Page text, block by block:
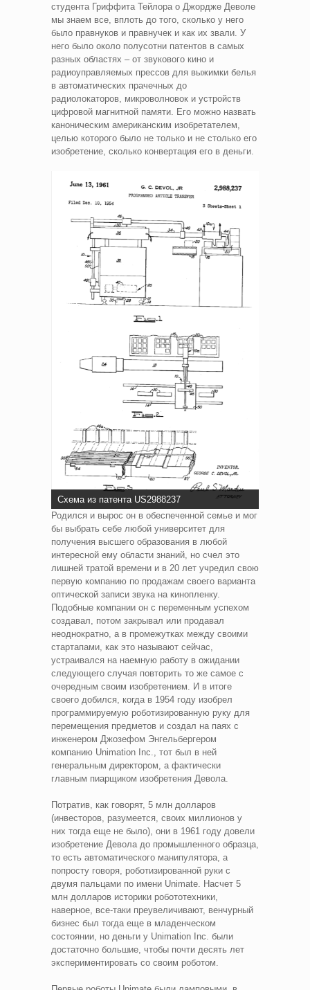
студента Гриффита Тейлора о Джордже Деволе
мы знаем все, вплоть до того, сколько у него
было правнуков и правнучек и как их звали. У
него было около полусотни патентов в самых
разных областях – от звукового кино и
радиоуправляемых прессов для выжимки белья
в автоматических прачечных до
радиолокаторов, микроволновок и устройств
цифровой магнитной памяти. Его можно назвать
каноническим американским изобретателем,
целью которого было не только и не столько его
изобретение, сколько конвертация его в деньги.
Схема из патента US2988237
Родился и вырос он в обеспеченной семье и мог
бы выбрать себе любой университет для
получения высшего образования в любой
интересной ему области знаний, но счел это
лишней тратой времени и в 20 лет учредил свою
первую компанию по продажам своего варианта
оптической записи звука на кинопленку.
Подобные компании он с переменным успехом
создавал, потом закрывал или продавал
неоднократно, а в промежутках между своими
стартапами, как это называют сейчас,
устраивался на наемную работу в ожидании
следующего случая повторить то же самое с
очередным своим изобретением. И в итоге
своего добился, когда в 1954 году изобрел
программируемую роботизированную руку для
перемещения предметов и создал на паях с
инженером Джозефом Энгельбергером
компанию Unimation Inc., тот был в ней
генеральным директором, а фактически
главным пиарщиком изобретения Девола.
Потратив, как говорят, 5 млн долларов
(инвесторов, разумеется, своих миллионов у
них тогда еще не было), они в 1961 году довели
изобретение Девола до промышленного образца,
то есть автоматического манипулятора, а
попросту говоря, роботизированной руки с
двумя пальцами по имени Unimate. Насчет 5
млн долларов историки робототехники,
наверное, все-таки преувеличивают, венчурный
бизнес был тогда еще в младенческом
состоянии, но деньги у Unimation Inc. были
достаточно большие, чтобы почти десять лет
экспериментировать со своим роботом.